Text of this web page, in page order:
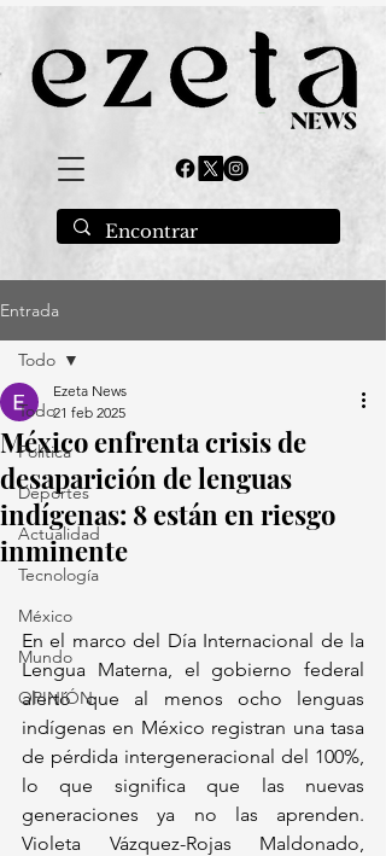
Entrada
Todo
Política
Deportes
Actualidad
Tecnología
México
Mundo
OPINIÓN
Todo
México enfrenta crisis de
desaparición de lenguas
indígenas: 8 están en riesgo
inminente
Ezeta News
21 feb 2025
En el marco del Día Internacional de la
Lengua Materna, el gobierno federal
alertó que al menos ocho lenguas
indígenas en México registran una tasa
de pérdida intergeneracional del 100%,
lo que significa que las nuevas
generaciones ya no las aprenden.
Violeta Vázquez-Rojas Maldonado,